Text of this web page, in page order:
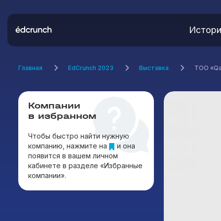
Главная EdCrunch 2023 Выставка ТОО
Компании
в избранном
Чтобы быстро найти нужную
компанию, нажмите на
и она
появится в вашем личном
кабинете в разделе «Избранные
компании».